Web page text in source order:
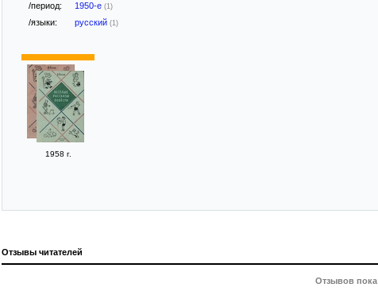
/период: 1950-е (1)
/языки: русский (1)
1958 г.
Отзывы читателей
Отзывов